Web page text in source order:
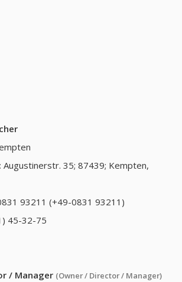
: Augustinerstr. 35; 87439; Kempten,
93211 (+49-0831 93211)
45-32-75
/ Manager (Owner / Director / Manager)